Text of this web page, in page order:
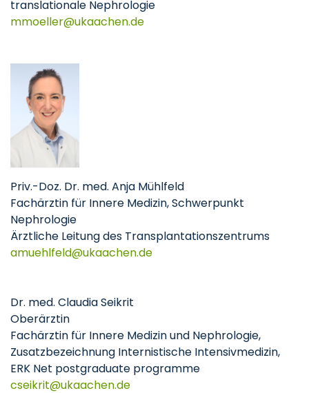
translationale Nephrologie
mmoeller
ukaachende
Priv.-Doz. Dr. med. Anja Mühlfeld
Fachärztin für Innere Medizin, Schwerpunkt
Nephrologie
Ärztliche Leitung des Transplantationszentrums
amuehlfeld
ukaachende
Dr. med. Claudia Seikrit
Oberärztin
Fachärztin für Innere Medizin und Nephrologie,
Zusatzbezeichnung Internistische Intensivmedizin,
ERK Net postgraduate programme
cseikrit
ukaachende